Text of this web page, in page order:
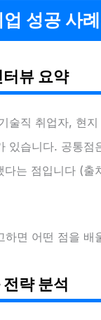
업 성공 사
뷰 요약
술직 취업자, 현
있습니다. 공통점
다는 점입니다 (출
하면 어떤 점을 배
략 분석